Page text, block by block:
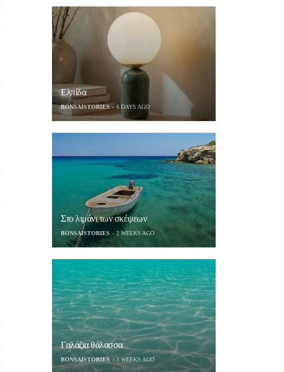
Ελπίδα
BONSAISTORIES 6 DAYS AGO
Στο λιμάνι των σκέψεων
BONSAISTORIES 2 WEEKS AGO
Γαλάζια θάλασσα
BONSAISTORIES 3 WEEKS AGO